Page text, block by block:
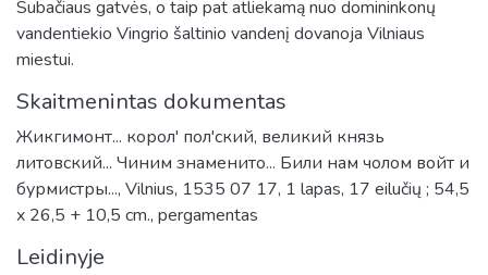
Subačiaus gatvės, o taip pat atliekamą nuo domininkonų
vandentiekio Vingrio šaltinio vandenį dovanoja Vilniaus
miestui.
Skaitmenintas dokumentas
Жикгимонт... корол' пол'ский, великий князь
литовский... Чиним знаменито... Били нам чолом войт и
бурмистры..., Vilnius, 1535 07 17, 1 lapas, 17 eilučių ; 54,5
x 26,5 + 10,5 cm., pergamentas
Leidinyje